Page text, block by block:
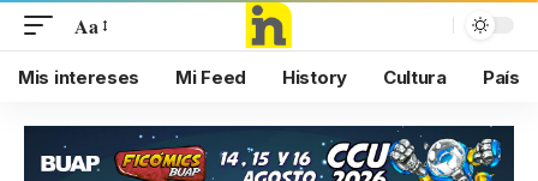
Aa
Mis intereses Mi Feed History Cultura País